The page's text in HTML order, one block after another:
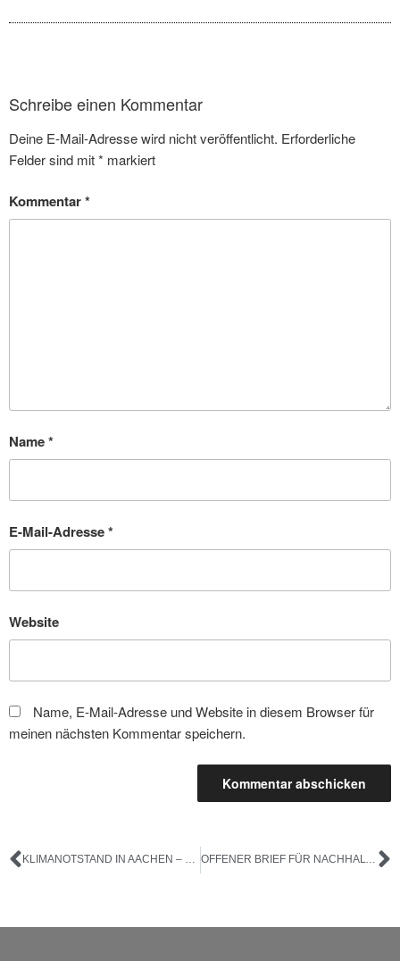
Schreibe einen Kommentar
Deine E-Mail-Adresse wird nicht veröffentlicht. Erforderliche
Felder sind mit* markiert
Kommentar*
Name*
E-Mail-Adresse*
Website
Name, E-Mail-Adresse und Website in diesem Browser für
meinen nächsten Kommentar speichern.
KLIMANOTSTAND IN AACHEN – NACHGEFRAGT OFFENER BRIEF FÜR NACHHALTIGE UND REGIONALE ENTWICKLUNG